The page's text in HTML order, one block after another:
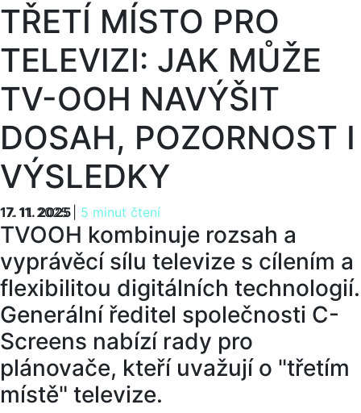
TŘETÍ MÍSTO PRO
TELEVIZI: JAK MŮŽE
TV-OOH NAVÝŠIT
DOSAH, POZORNOST I
VÝSLEDKY
17. 11. 2025 5 minut čtení
17. 11. 2025
TVOOH kombinuje rozsah a
vyprávěcí sílu televize s cílením a
flexibilitou digitálních technologií.
Generální ředitel společnosti C-
Screens nabízí rady pro
plánovače, kteří uvažují o "třetím
místě" televize.